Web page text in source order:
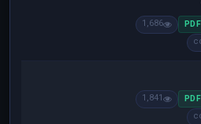
PDF
1,686
PDF
1,841